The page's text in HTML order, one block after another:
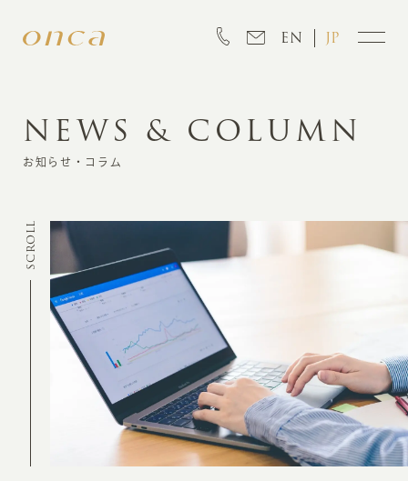
EN JP
INFORMATION
CREATION
MARKETING
NEWS & COLUMN
お知らせ・コラム
SCROLL